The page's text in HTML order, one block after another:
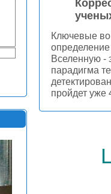
Ключевые
Вселенную -
парадигма
пройдет уже